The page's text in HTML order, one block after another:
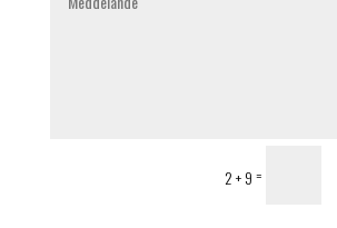
2 + 9=